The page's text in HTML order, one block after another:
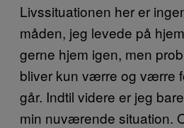
Livssituationen her er
måden, jeg levede på
gerne hjem igen, men
bliver kun værre og værre
går. Indtil videre er jeg
min nuværende situation.